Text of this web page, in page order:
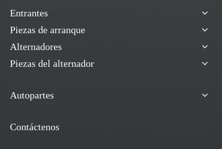
Entrantes
Piezas de arranque
Alternadores
Piezas del alternador
Autopartes
Contáctenos